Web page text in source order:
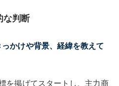
な判断
かけや背景、経緯を教えて
を掲げてスタートし、主力商